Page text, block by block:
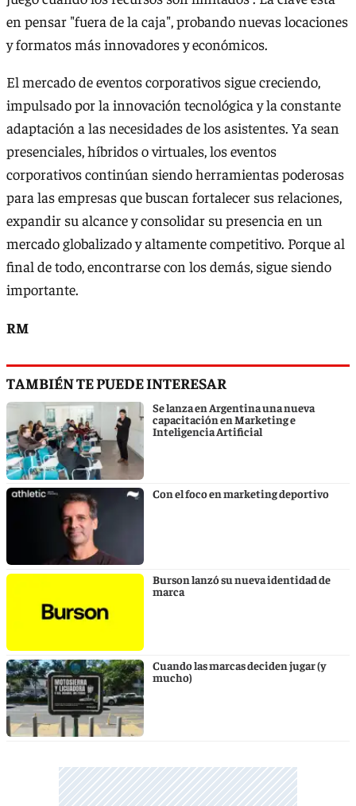
en pensar "fuera de la caja", probando nuevas locaciones
y formatos más innovadores y económicos.
El mercado de eventos corporativos sigue creciendo,
impulsado por la innovación tecnológica y la constante
adaptación a las necesidades de los asistentes. Ya sean
presenciales, híbridos o virtuales, los eventos
corporativos continúan siendo herramientas poderosas
para las empresas que buscan fortalecer sus relaciones,
expandir su alcance y consolidar su presencia en un
mercado globalizado y altamente competitivo. Porque al
final de todo, encontrarse con los demás, sigue siendo
importante.
RM
TAMBIÉN TE PUEDE INTERESAR
Se lanza en Argentina una nueva
capacitación en Marketing e
Inteligencia Artificial
Con el foco en marketing deportivo
Burson lanzó su nueva identidad de
marca
Cuando las marcas deciden jugar (y
mucho)